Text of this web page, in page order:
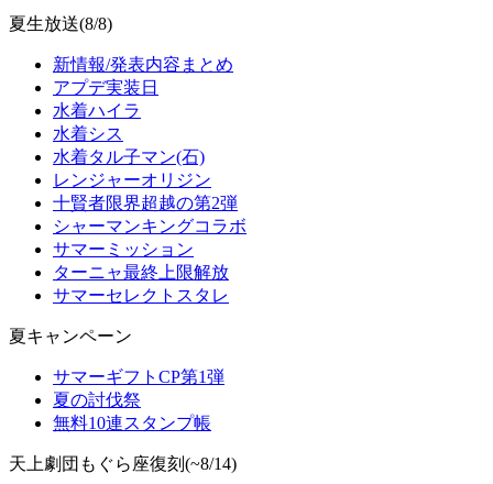
夏生放送(8/8)
新情報/発表内容まとめ
アプデ実装日
水着ハイラ
水着シス
水着タル子マン(石)
レンジャーオリジン
十賢者限界超越の第2弾
シャーマンキングコラボ
サマーミッション
ターニャ最終上限解放
サマーセレクトスタレ
夏キャンペーン
サマーギフトCP第1弾
夏の討伐祭
無料10連スタンプ帳
天上劇団もぐら座復刻(~8/14)